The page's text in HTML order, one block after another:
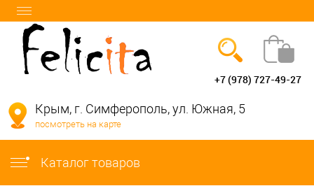
info@felicita-crimea.ru
+7 (978) 727-49-27
Крым, г. Симферополь, ул. Южная, 5
посмотреть на карте
Каталог товаров